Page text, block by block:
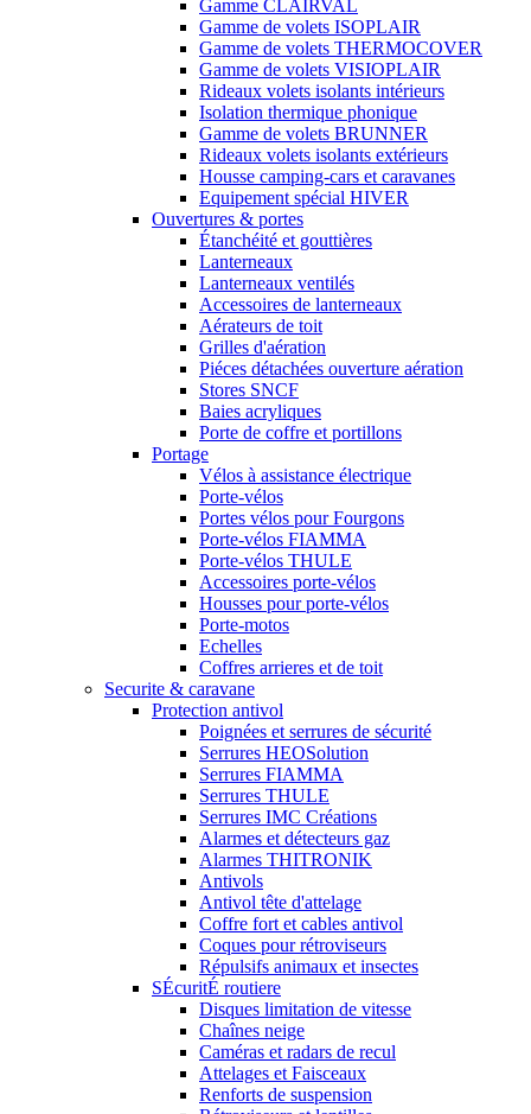
Gamme CLAIRVAL
Gamme de volets ISOPLAIR
Gamme de volets THERMOCOVER
Gamme de volets VISIOPLAIR
Rideaux volets isolants intérieurs
Isolation thermique phonique
Gamme de volets BRUNNER
Rideaux volets isolants extérieurs
Housse camping-cars et caravanes
Equipement spécial HIVER
Ouvertures & portes
Étanchéité et gouttières
Lanterneaux
Lanterneaux ventilés
Accessoires de lanterneaux
Aérateurs de toit
Grilles d'aération
Piéces détachées ouverture aération
Stores SNCF
Baies acryliques
Porte de coffre et portillons
Portage
Vélos à assistance électrique
Porte-vélos
Portes vélos pour Fourgons
Porte-vélos FIAMMA
Porte-vélos THULE
Accessoires porte-vélos
Housses pour porte-vélos
Porte-motos
Echelles
Coffres arrieres et de toit
Securite & caravane
Protection antivol
Poignées et serrures de sécurité
Serrures HEOSolution
Serrures FIAMMA
Serrures THULE
Serrures IMC Créations
Alarmes et détecteurs gaz
Alarmes THITRONIK
Antivols
Antivol tête d'attelage
Coffre fort et cables antivol
Coques pour rétroviseurs
Répulsifs animaux et insectes
SÉcuritÉ routiere
Disques limitation de vitesse
Chaînes neige
Caméras et radars de recul
Attelages et Faisceaux
Renforts de suspension